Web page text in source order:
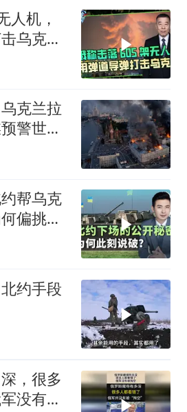
人机，
乌克兰
克兰拉
警世界
帮乌克
偏挑现
约手段
，很多
没有被